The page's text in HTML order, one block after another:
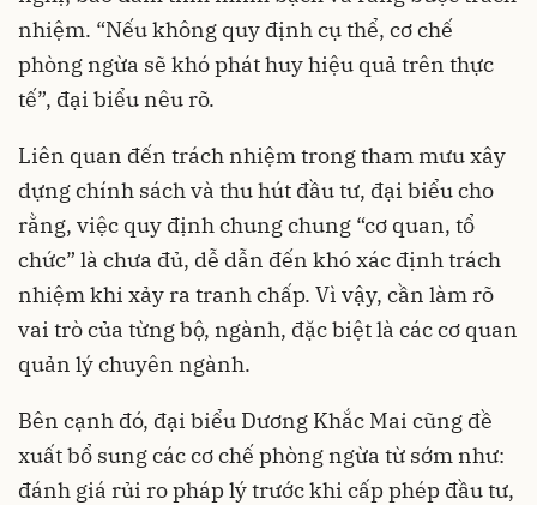
nhiệm. “Nếu không quy định cụ thể, cơ chế
phòng ngừa sẽ khó phát huy hiệu quả trên thực
tế”, đại biểu nêu rõ.
Liên quan đến trách nhiệm trong tham mưu xây
dựng chính sách và thu hút đầu tư, đại biểu cho
rằng, việc quy định chung chung “cơ quan, tổ
chức” là chưa đủ, dễ dẫn đến khó xác định trách
nhiệm khi xảy ra tranh chấp. Vì vậy, cần làm rõ
vai trò của từng bộ, ngành, đặc biệt là các cơ quan
quản lý chuyên ngành.
Bên cạnh đó, đại biểu Dương Khắc Mai cũng đề
xuất bổ sung các cơ chế phòng ngừa từ sớm như:
đánh giá rủi ro pháp lý trước khi cấp phép đầu tư,